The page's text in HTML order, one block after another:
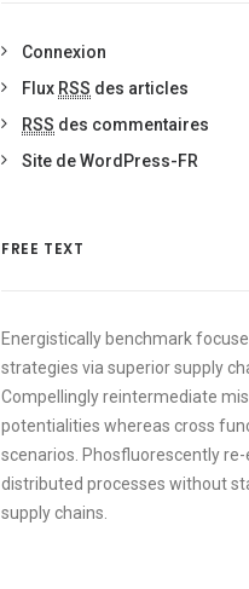
Connexion
Flux RSS des articles
RSS des commentaires
Site de WordPress-FR
FREE TEXT
Energistically benchmark
strategies via superior supply
Compellingly reintermediate
potentialities whereas cross
scenarios. Phosfluorescently
distributed processes without
supply chains.